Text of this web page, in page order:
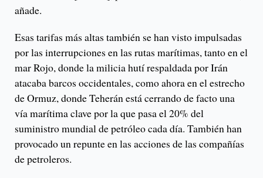
añade.
Esas tarifas más altas también se han visto impulsadas
por las interrupciones en las rutas marítimas, tanto en el
mar Rojo, donde la milicia hutí respaldada por Irán
atacaba barcos occidentales, como ahora en el estrecho
de Ormuz, donde Teherán está cerrando de facto una
vía marítima clave por la que pasa el 20% del
suministro mundial de petróleo cada día. También han
provocado un repunte en las acciones de las compañías
de petroleros.